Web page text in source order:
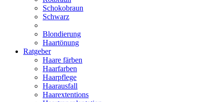
Schokobraun
Schwarz
Blondierung
Haartönung
Ratgeber
Haare färben
Haarfarben
Haarpflege
Haarausfall
Haarextentions